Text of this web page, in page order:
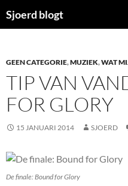
naar
Sjoerd blogt
GEEN CATEGORIE,MUZIEK,WAT
TIP VAN
FOR GLORY
15 JANUARI 2014 SJOERD
De finale: Bound for Glory